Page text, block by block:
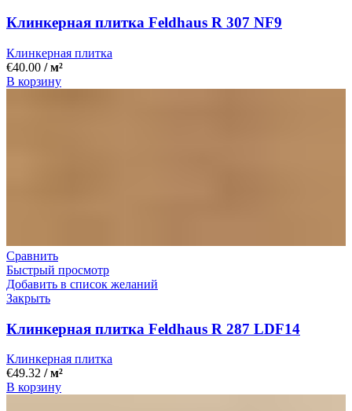
Клинкерная плитка Feldhaus R 307 NF9
Клинкерная плитка
€40.00 / м²
В корзину
Сравнить
Быстрый просмотр
Добавить в список желаний
Закрыть
Клинкерная плитка Feldhaus R 287 LDF14
Клинкерная плитка
€49.32 / м²
В корзину